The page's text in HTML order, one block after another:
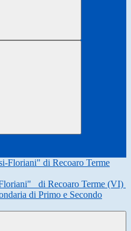
di Recoaro Terme (VI)
di Primo e Secondo